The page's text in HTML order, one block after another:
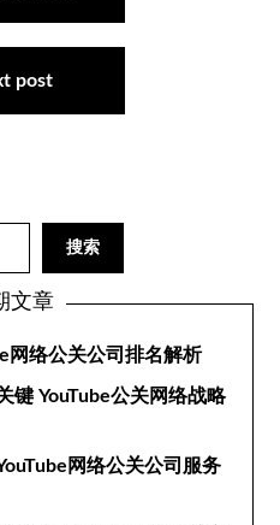
post
搜索
文章
网络公关公司排名解析
键 YouTube公关网络战略
网络公关公司服务